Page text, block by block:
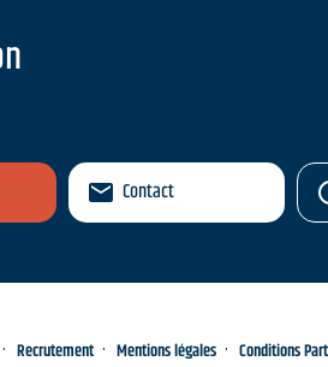
Contact
Recrutement Mentions légales Conditions